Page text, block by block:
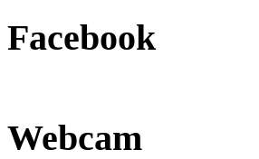
Facebook
Webcam